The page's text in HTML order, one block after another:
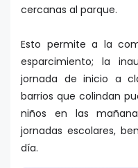
cercanas al parque.
Esto permite a la
esparcimiento; la
jornada de inicio a
barrios que colindan
niños en las
jornadas escolares,
día.